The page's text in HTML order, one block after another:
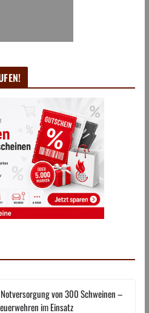
von 300 Schweinen –
im Einsatz